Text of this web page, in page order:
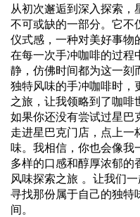
从初次邂逅到深入探索，
不可或缺的一部分。它不
仪式感，一种对美好事物
在每一次手冲咖啡的过程
静，仿佛时间都为这一刻
独特风味的手冲咖啡时，
之旅，让我领略到了咖啡
如果你还没有尝试过星巴
走进星巴克门店，点上一
味。我相信，你也会像我
多样的口感和醇厚浓郁的
风味探索之旅 。让我们
寻找那份属于自己的独特
间。